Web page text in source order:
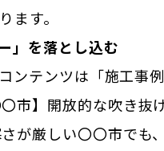
ます。
」を落とし込む
ンテンツは「施工事
〇市】開放的な吹き抜
さが厳しい〇〇市で